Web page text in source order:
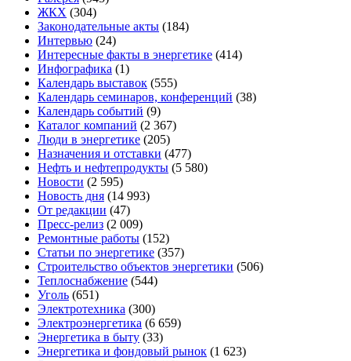
ЖКХ (304)
Законодательные акты (184)
Интервью (24)
Интересные факты в энергетике (414)
Инфографика (1)
Календарь выставок (555)
Календарь семинаров, конференций (38)
Календарь событий (9)
Каталог компаний (2 367)
Люди в энергетике (205)
Назначения и отставки (477)
Нефть и нефтепродукты (5 580)
Новости (2 595)
Новость дня (14 993)
От редакции (47)
Пресс-релиз (2 009)
Ремонтные работы (152)
Статьи по энергетике (357)
Строительство объектов энергетики (506)
Теплоснабжение (544)
Уголь (651)
Электротехника (300)
Электроэнергетика (6 659)
Энергетика в быту (33)
Энергетика и фондовый рынок (1 623)